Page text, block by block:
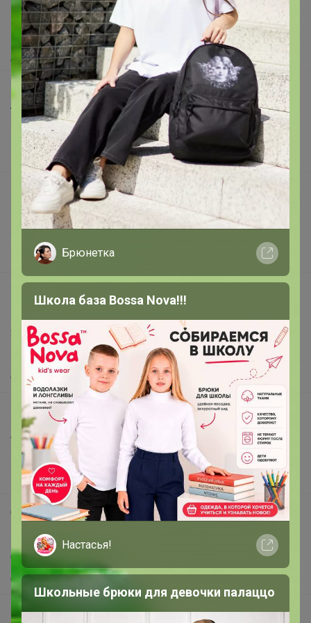
Как сделать заказ?
Как получить?
Доставка
Шоурумы
Торговые марки
Наша команда
В наличии
Подарочные сертификаты
Реклама на сайте
Вакансии
support@24-ok.ru
Защита покупателя
Помощь
О нас
Все предложения
Анонсы
Новости
Поддержка альпак
Самое выгодное
Хиты продаж
Самое желанное
Самое быстрое
Начать зарабатывать с 24-ok
Брюнетка
Школа база Bossa Nova!!!
Настасья!
Школьные брюки для девочки палаццо